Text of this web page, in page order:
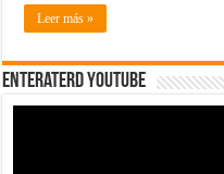
Leer más »
EnterateRD YOUTUBE